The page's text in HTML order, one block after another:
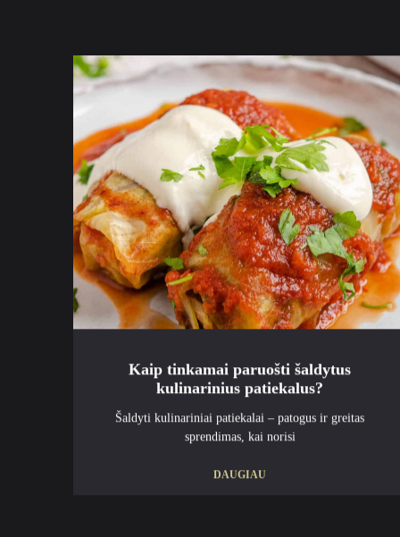
Kaip tinkamai paruošti šaldytus
kulinarinius patiekalus?
Šaldyti kulinariniai patiekalai – patogus ir greitas
sprendimas, kai norisi
DAUGIAU